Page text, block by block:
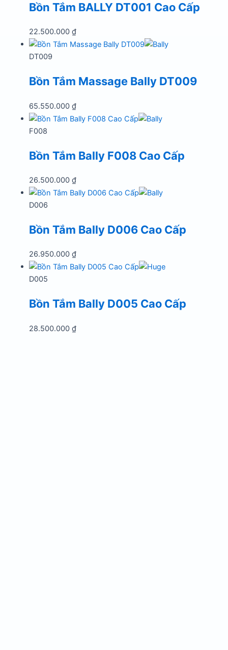
Bồn Tắm BALLY DT001 Cao Cấp
22.500.000₫
DT009
Bồn Tắm Massage Bally DT009
65.550.000₫
F008
Bồn Tắm Bally F008 Cao Cấp
26.500.000₫
D006
Bồn Tắm Bally D006 Cao Cấp
26.950.000₫
D005
Bồn Tắm Bally D005 Cao Cấp
28.500.000₫